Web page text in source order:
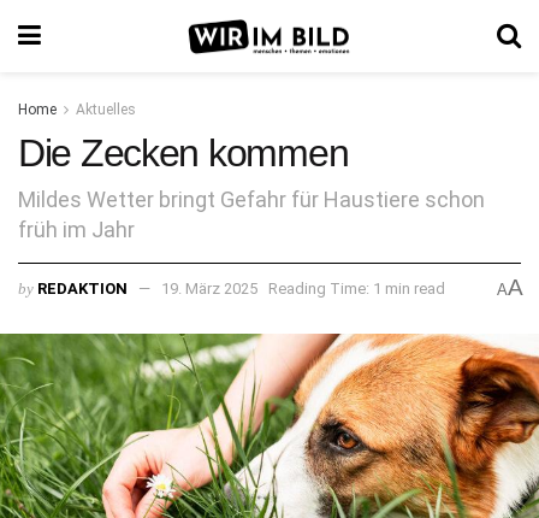
Home Aktuelles
Die Zecken kommen
Mildes Wetter bringt Gefahr für Haustiere schon
früh im Jahr
by REDAKTION 19. März 2025 Reading Time: 1 min read AA